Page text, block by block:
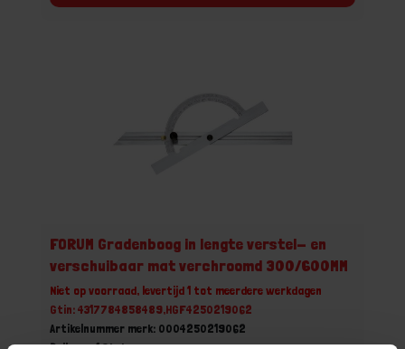
FORUM Gradenboog in lengte verstel- en
verschuibaar mat verchroomd 300/600MM
Niet op voorraad, levertijd 1 tot meerdere werkdagen
Gtin: 4317784858489,HGF4250219062
Artikelnummer merk: 0004250219062